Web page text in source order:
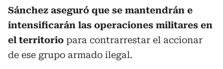
Sánchez aseguró que se mantendrán e
intensificarán las operaciones militares en
el territorio para contrarrestar el accionar
de ese grupo armado ilegal.